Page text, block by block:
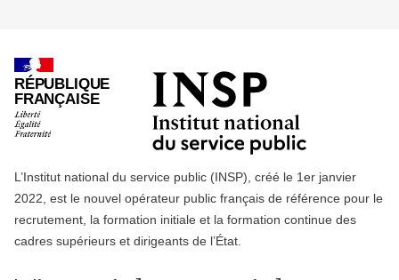
RÉPUBLIQUE
FRANÇAISE
L’Institut national du service public (INSP), créé le 1er janvier
2022, est le nouvel opérateur public français de référence pour le
recrutement, la formation initiale et la formation continue des
cadres supérieurs et dirigeants de l’État.